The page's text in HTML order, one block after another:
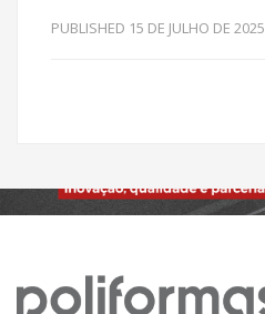
PUBLISHED 15 DE JULHO DE 2025